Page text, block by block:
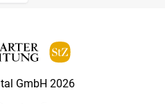
GmbH 2026